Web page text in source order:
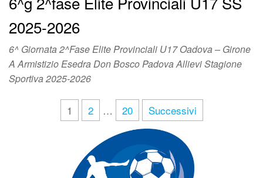
2025-2026
6^ Giornata 2^Fase Elite Provinciali U17 Oadova – Girone
A Armistizio Esedra Don Bosco Padova Allievi Stagione
Sportiva 2025-2026
1 2 … 20 Successivi